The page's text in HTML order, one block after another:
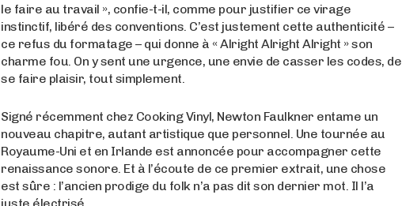
le faire au travail », confie-t-il, comme pour justifier ce virage
instinctif, libéré des conventions. C’est justement cette authenticité –
ce refus du formatage – qui donne à « Alright Alright Alright » son
charme fou. On y sent une urgence, une envie de casser les codes, de
se faire plaisir, tout simplement.
Signé récemment chez Cooking Vinyl, Newton Faulkner entame un
nouveau chapitre, autant artistique que personnel. Une tournée au
Royaume-Uni et en Irlande est annoncée pour accompagner cette
renaissance sonore. Et à l’écoute de ce premier extrait, une chose
est sûre : l’ancien prodige du folk n’a pas dit son dernier mot. Il l’a
juste électrisé.